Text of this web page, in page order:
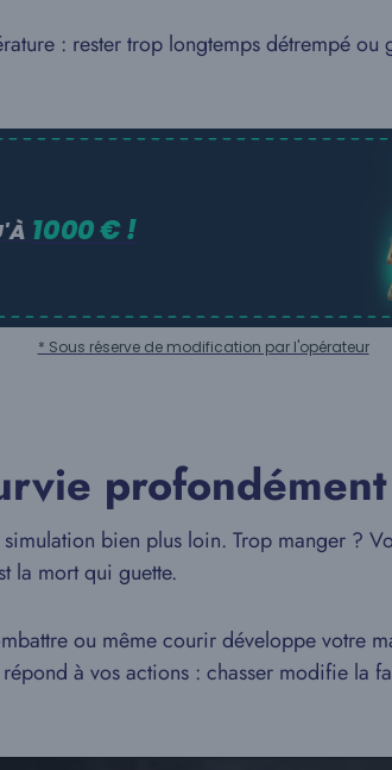
: rester trop longtemps détrempé
1000 € !
* Sous réserve de modification par l'opérateur
bien plus loin. Trop manger ?
la mort qui guette.
ou même courir développe votre
à vos actions : chasser modifie